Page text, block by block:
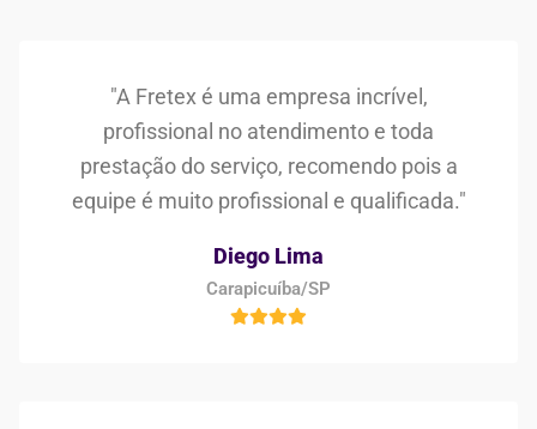
"A Fretex é uma empresa incrível,
profissional no atendimento e toda
prestação do serviço, recomendo pois a
equipe é muito profissional e qualificada."
Diego Lima
Carapicuíba/SP